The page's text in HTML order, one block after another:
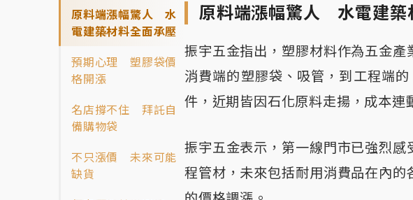
原料端漲幅驚人 水
電建築材料全面承壓
預期心理 塑膠袋價
格開漲
名店撐不住 拜託自
備購物袋
不只漲價 未來可能
缺貨
原料端漲幅驚人 水電建築
振宇五金指出，塑膠材料作為五金
消費端的塑膠袋、吸管，到工程端
件，近期皆因石化原料走揚，成本連
振宇五金表示，第一線門市已強烈
程管材，未來包括耐用消費品在內